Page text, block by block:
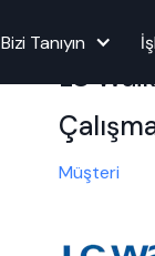
Bizi Tanıyın
Proje
LC
Müşteri